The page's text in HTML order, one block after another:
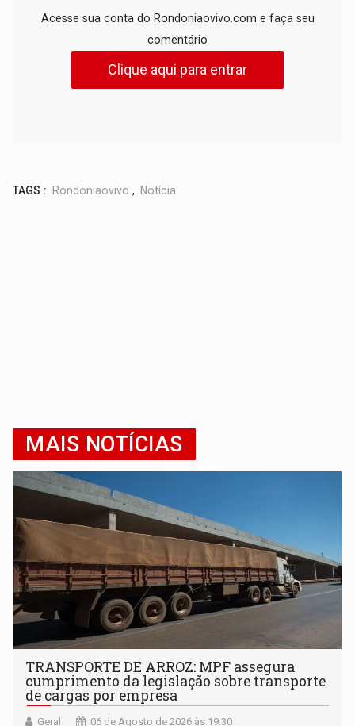
Acesse sua conta do Rondoniaovivo.com e faça seu
comentário
Clique aqui para entrar
TAGS : Rondoniaovivo , Notícia
MAIS NOTÍCIAS
TRANSPORTE DE ARROZ: MPF assegura
cumprimento da legislação sobre transporte
de cargas por empresa
Geral 06 de Agosto de 2026 às 19:30